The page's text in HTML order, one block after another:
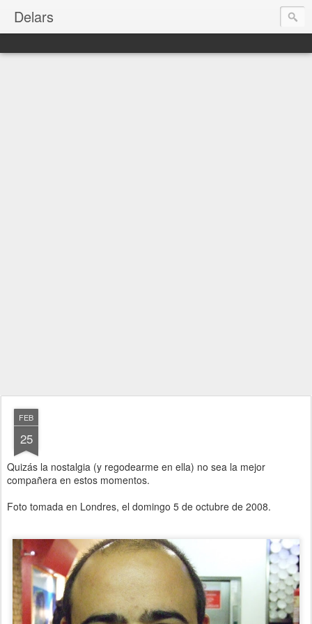
Delars
FEB
25
Quizás la nostalgia (y regodearme en ella) no sea la mejor
compañera en estos momentos.
Foto tomada en Londres, el domingo 5 de octubre de 2008.